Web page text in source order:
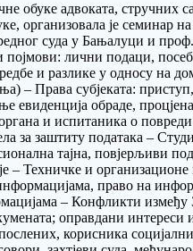
обуке aдвоката,
организовала је семинар
суда у Бањалуци и
лични подаци,
и разлике у односу на
– Права субјеката:
евиденција обраде,
и испитаника о
за заштиту података –
тајна, повјерљиви
– Техничке и
право на
– Конфликти
оправдани
корисника